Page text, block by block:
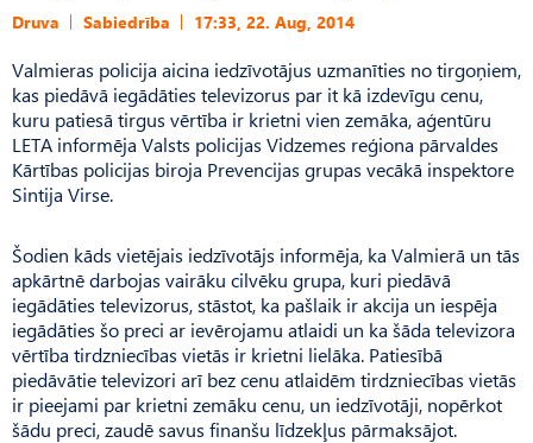
Druva Sabiedrība 17:33, 22. Aug, 2014
Valmieras policija aicina iedzīvotājus uzmanīties no tirgoņiem,
kas piedāvā iegādāties televizorus par it kā izdevīgu cenu,
kuru patiesā tirgus vērtība ir krietni vien zemāka, aģentūru
LETA informēja Valsts policijas Vidzemes reģiona pārvaldes
Kārtības policijas biroja Prevencijas grupas vecākā inspektore
Sintija Virse.
Šodien kāds vietējais iedzīvotājs informēja, ka Valmierā un tās
apkārtnē darbojas vairāku cilvēku grupa, kuri piedāvā
iegādāties televizorus, stāstot, ka pašlaik ir akcija un iespēja
iegādāties šo preci ar ievērojamu atlaidi un ka šāda televizora
vērtība tirdzniecības vietās ir krietni lielāka. Patiesībā
piedāvātie televizori arī bez cenu atlaidēm tirdzniecības vietās
ir pieejami par krietni zemāku cenu, un iedzīvotāji, nopērkot
šādu preci, zaudē savus finanšu līdzekļus pārmaksājot.